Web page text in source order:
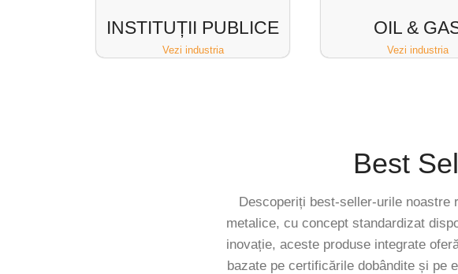
INSTITUȚII PUBLICE
Vezi industria
OIL &
Vezi industria
Best
Descoperiți best-seller-urile noastre
metalice, cu concept standardizat
inovație, aceste produse integrate
bazate pe certificările dobândite și pe